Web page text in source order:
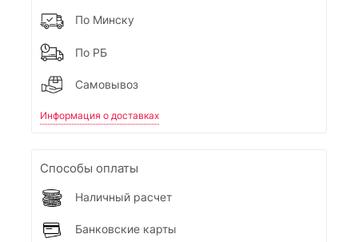
По Минску
По РБ
Самовывоз
Информация о доставках
Способы оплаты
Наличный расчет
Банковские карты